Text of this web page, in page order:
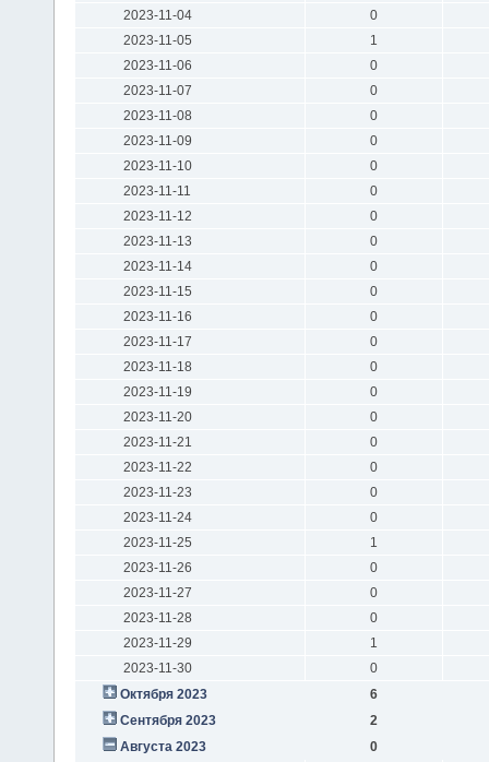
2023-11-04
0
2023-11-05
1
2023-11-06
0
2023-11-07
0
2023-11-08
0
2023-11-09
0
2023-11-10
0
2023-11-11
0
2023-11-12
0
2023-11-13
0
2023-11-14
0
2023-11-15
0
2023-11-16
0
2023-11-17
0
2023-11-18
0
2023-11-19
0
2023-11-20
0
2023-11-21
0
2023-11-22
0
2023-11-23
0
2023-11-24
0
2023-11-25
1
2023-11-26
0
2023-11-27
0
2023-11-28
0
2023-11-29
1
2023-11-30
0
Октября 2023
6
Сентября 2023
2
Августа 2023
0